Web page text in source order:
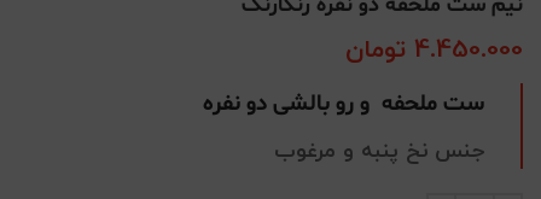
4.450.000 تومان
ست ملحفه و رو بالشی دو نفره
جنس نخ پنبه و مرغوب